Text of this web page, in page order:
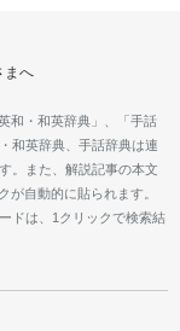
まへ
和・和英辞典」、「手話
和英辞典、手話辞典は連
。また、解説記事の本文
が自動的に貼られます。
ドは、1クリックで検索結